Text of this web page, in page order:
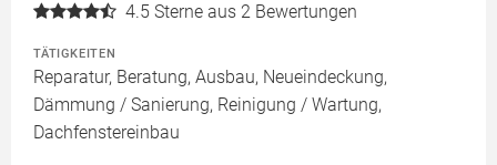
4.5 Sterne aus 2 Bewertungen
TÄTIGKEITEN
Reparatur, Beratung, Ausbau, Neueindeckung,
Dämmung / Sanierung, Reinigung / Wartung,
Dachfenstereinbau